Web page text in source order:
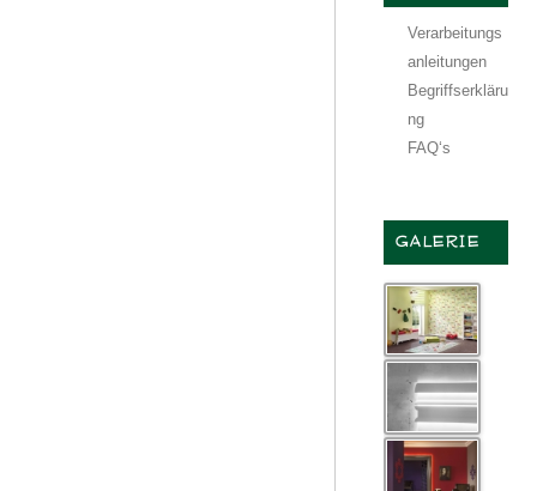
Verarbeitungs
anleitungen
Begriffserkläru
ng
FAQ‘s
GALERIE